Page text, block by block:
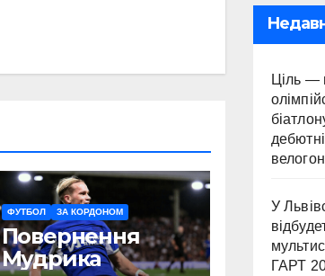
ФУТБОЛ ЗА КОРДОНОМ
Повернення
Мудрика
Ціль —
У
ГАРТ